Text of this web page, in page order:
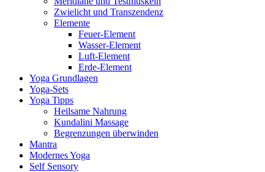
Zwielicht und Transzendenz
Elemente
Feuer-Element
Wasser-Element
Luft-Element
Erde-Element
Yoga Grundlagen
Yoga-Sets
Yoga Tipps
Heilsame Nahrung
Kundalini Massage
Begrenzungen überwinden
Mantra
Modernes Yoga
Self Sensory